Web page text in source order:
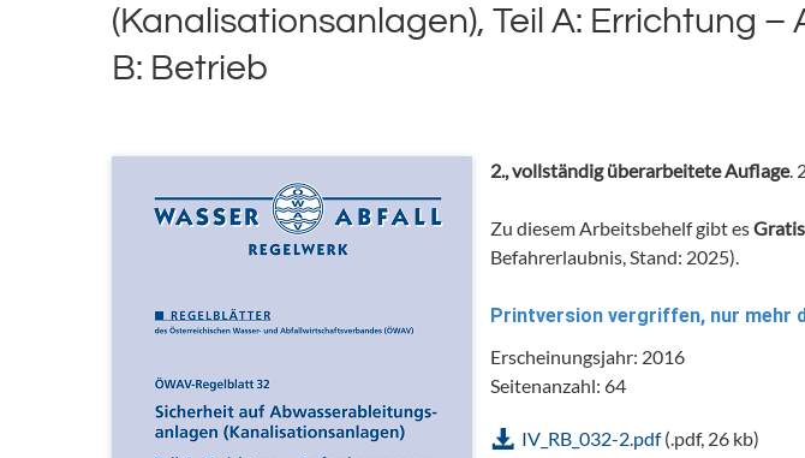
(Kanalisationsanlagen), Teil A: Errichtung
B: Betrieb
2., vollständig überarbeitete Auflage.
Zu diesem Arbeitsbehelf gibt es
Befahrerlaubnis, Stand: 2025).
Printversion vergriffen, nur mehr
Erscheinungsjahr: 2016
Seitenanzahl: 64
IV_RB_032-2.pdf(.pdf, 26 kb)